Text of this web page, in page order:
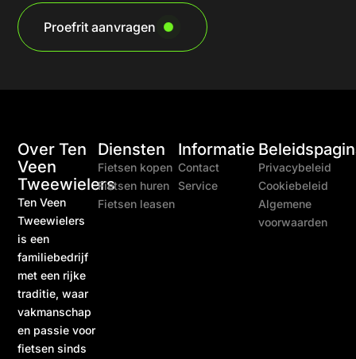
Proefrit aanvragen
Over Ten
Veen
Tweewielers
Ten Veen
Tweewielers
is een
familiebedrijf
met een rijke
traditie, waar
vakmanschap
en passie voor
fietsen sinds
Diensten
Fietsen kopen
Fietsen huren
Fietsen leasen
Informatie
Contact
Service
Privacybeleid
Cookiebeleid
Algemene
voorwaarden